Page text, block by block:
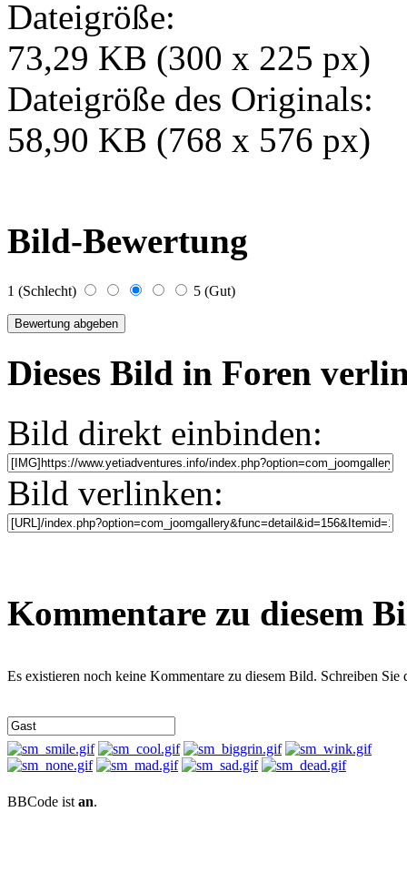
Dateigröße:
73,29 KB (300 x 225 px)
Dateigröße des Originals:
58,90 KB (768 x 576 px)
Bild-Bewertung
1 (Schlecht) 5 (Gut)
Dieses Bild in Foren
Bild direkt einbinden:
Bild verlinken:
Kommentare zu diesem
Es existieren noch keine Kommentare zu diesem Bild. Schreiben Sie
BBCode ist an.